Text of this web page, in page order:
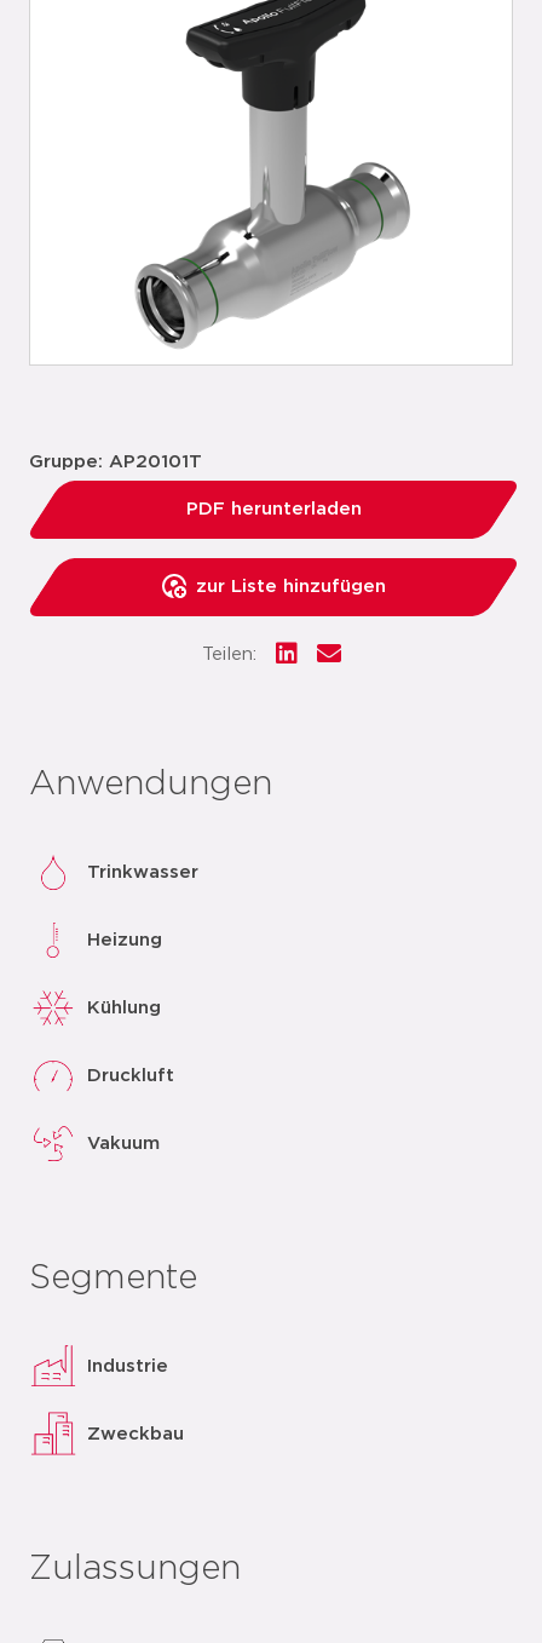
Gruppe: AP20101T
PDF herunterladen
zur Liste hinzufügen
Teilen:
Anwendungen
Trinkwasser
Heizung
Kühlung
Druckluft
Vakuum
Segmente
Industrie
Zweckbau
Zulassungen